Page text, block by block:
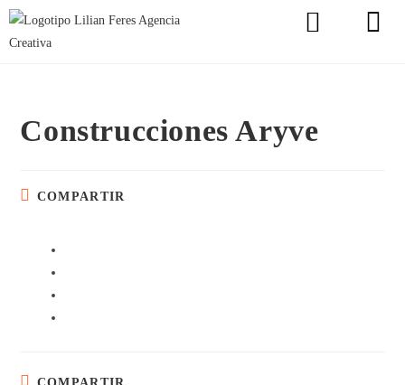
Construcciones Aryve
COMPARTIR